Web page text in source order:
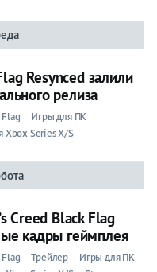
Resynced залили
релиза
Flag
Игры для ПК
Xbox Series X/S
Creed Black Flag
кадры геймплея
Flag Трейлер
Игры для ПК